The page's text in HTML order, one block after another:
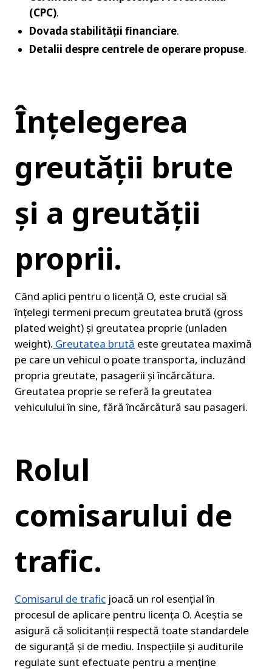
(CPC).
Dovada stabilității financiare.
Detalii despre centrele de operare propuse.
Înțelegerea
greutății brute
și a greutății
proprii.
Când aplici pentru o licență O, este crucial să
înțelegi termeni precum greutatea brută (gross
plated weight) și greutatea proprie (unladen
weight). Greutatea brută este greutatea maximă
pe care un vehicul o poate transporta, incluzând
propria greutate, pasagerii și încărcătura.
Greutatea proprie se referă la greutatea
vehiculului în sine, fără încărcătură sau pasageri.
Rolul
comisarului de
trafic.
Comisarul de trafic joacă un rol esențial în
procesul de aplicare pentru licența O. Aceștia se
asigură că solicitanții respectă toate standardele
de siguranță și de mediu. Inspecțiile și auditurile
regulate sunt efectuate pentru a menține